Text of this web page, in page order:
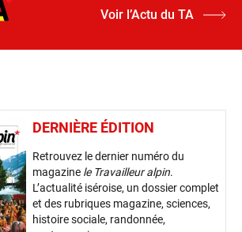
Voir l’Actu du TA
DERNIÈRE ÉDITION
Retrouvez le dernier numéro du
magazine le Travailleur alpin.
L’actualité iséroise, un dossier complet
et des rubriques magazine, sciences,
histoire sociale, randonnée,